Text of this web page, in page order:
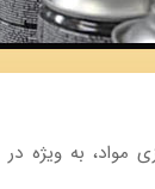
به ویژه در